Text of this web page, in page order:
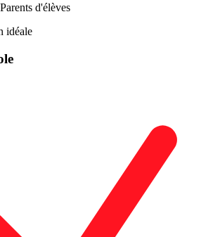
d'élèves
idéale